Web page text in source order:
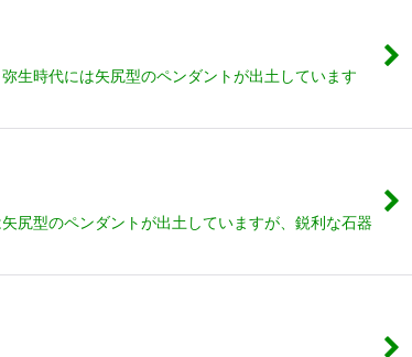
生時代には矢尻型のペンダントが出土しています
尻型のペンダントが出土していますが、鋭利な石器